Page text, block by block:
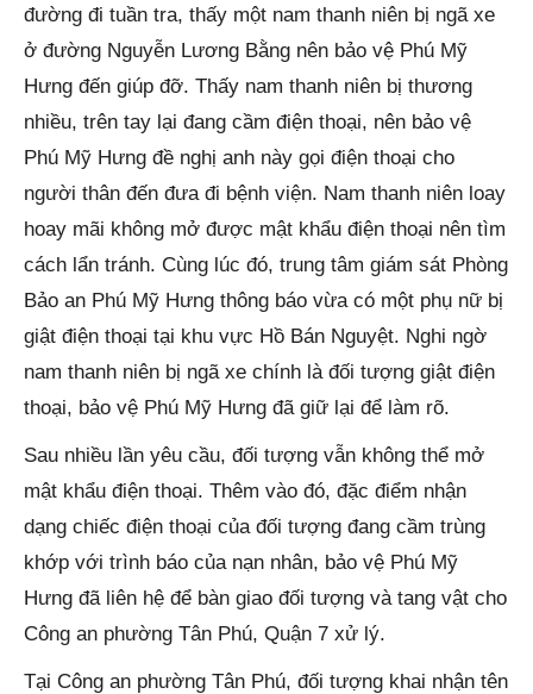
đường đi tuần tra, thấy một nam thanh niên bị ngã xe
ở đường Nguyễn Lương Bằng nên bảo vệ Phú Mỹ
Hưng đến giúp đỡ. Thấy nam thanh niên bị thương
nhiều, trên tay lại đang cầm điện thoại, nên bảo vệ
Phú Mỹ Hưng đề nghị anh này gọi điện thoại cho
người thân đến đưa đi bệnh viện. Nam thanh niên loay
hoay mãi không mở được mật khẩu điện thoại nên tìm
cách lẩn tránh. Cùng lúc đó, trung tâm giám sát Phòng
Bảo an Phú Mỹ Hưng thông báo vừa có một phụ nữ bị
giật điện thoại tại khu vực Hồ Bán Nguyệt. Nghi ngờ
nam thanh niên bị ngã xe chính là đối tượng giật điện
thoại, bảo vệ Phú Mỹ Hưng đã giữ lại để làm rõ.
Sau nhiều lần yêu cầu, đối tượng vẫn không thể mở
mật khẩu điện thoại. Thêm vào đó, đặc điểm nhận
dạng chiếc điện thoại của đối tượng đang cầm trùng
khớp với trình báo của nạn nhân, bảo vệ Phú Mỹ
Hưng đã liên hệ để bàn giao đối tượng và tang vật cho
Công an phường Tân Phú, Quận 7 xử lý.
Tại Công an phường Tân Phú, đối tượng khai nhận tên